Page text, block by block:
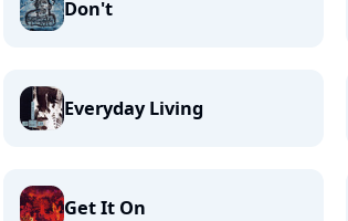
Don't
Everyday Living
Get It On